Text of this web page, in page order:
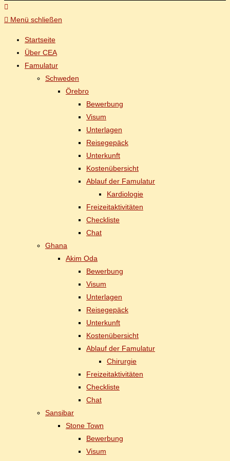
Menü schließen
Start­sei­te
Über CEA
Famu­la­tur
Schwe­den
Öre­b­ro
Be­wer­bung
Vi­sum
Un­ter­la­gen
Rei­se­ge­päck
Un­ter­kunft
Kos­ten­über­sicht
Ab­lauf der Famulatur
Kar­dio­lo­gie
Frei­zeit­ak­ti­vi­tä­ten
Check­lis­te
Chat
Gha­na
Akim Oda
Be­wer­bung
Vi­sum
Un­ter­la­gen
Rei­se­ge­päck
Un­ter­kunft
Kos­ten­über­sicht
Ab­lauf der Famulatur
Chir­ur­gie
Frei­zeit­ak­ti­vi­tä­ten
Check­lis­te
Chat
San­si­bar
Stone Town
Be­wer­bung
Vi­sum